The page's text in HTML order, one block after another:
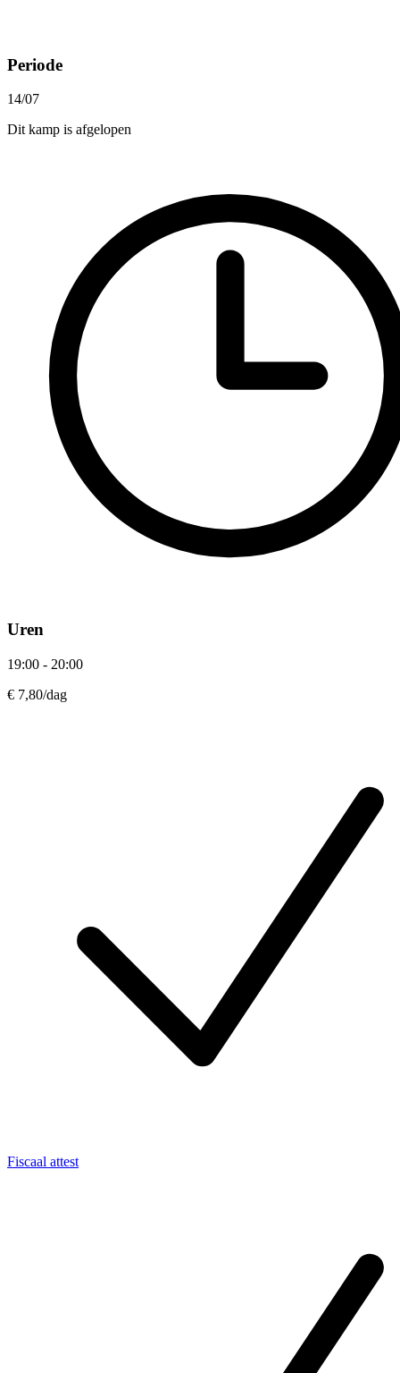
Periode
14/07
Dit kamp is afgelopen
Uren
19:00 - 20:00
€ 7,80/dag
Fiscaal attest